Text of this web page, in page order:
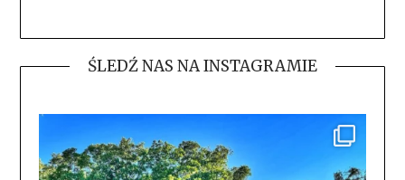
ŚLEDŹ NAS NA INSTAGRAMIE